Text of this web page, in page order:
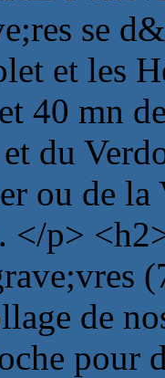
se
et les
40 mn
du
ou de la
</p>
de
pour